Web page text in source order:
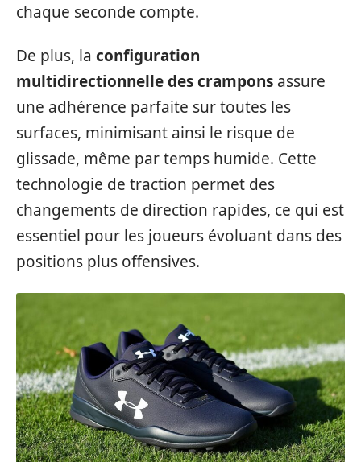
chaque seconde compte.
De plus, la configuration
multidirectionnelle des crampons assure
une adhérence parfaite sur toutes les
surfaces, minimisant ainsi le risque de
glissade, même par temps humide. Cette
technologie de traction permet des
changements de direction rapides, ce qui est
essentiel pour les joueurs évoluant dans des
positions plus offensives.